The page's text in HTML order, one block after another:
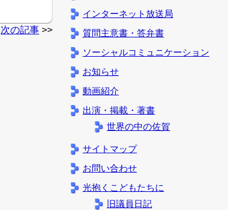
次の記事 >>
インターネット放送局
質問主意書・答弁書
ソーシャルコミュニケーション
お知らせ
動画紹介
出演・掲載・著書
世界の中の佐賀
サイトマップ
お問い合わせ
光抱くこどもたちに
旧議員日記